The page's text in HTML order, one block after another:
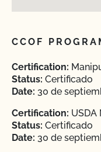
CCOF
Certification:
Status: Certificado
Date: 30 de
Certification: USDA
Status: Certificado
Date: 30 de